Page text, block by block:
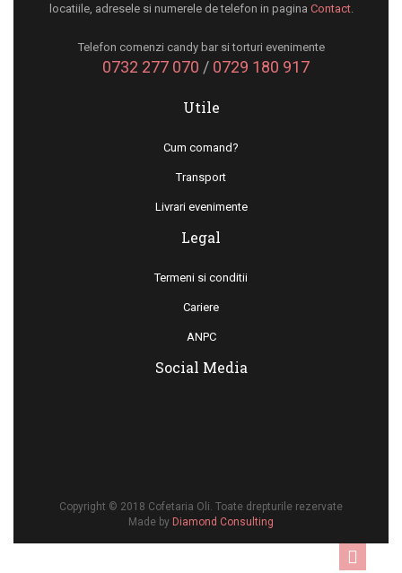
locatiile, adresele si numerele de telefon in pagina Contact.
Telefon comenzi candy bar si torturi evenimente
0732 277 070 / 0729 180 917
Utile
Cum comand?
Transport
Livrari evenimente
Legal
Termeni si conditii
Cariere
ANPC
Social Media
Copyright © 2018 Cofetaria Oli. Toate drepturile rezervate
Made by Diamond Consulting